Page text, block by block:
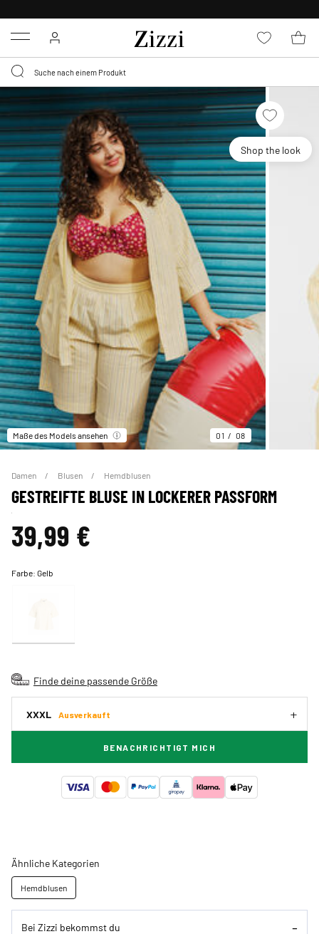
Menu
Shop the look
Maße des Models ansehen 01 08
Damen Blusen Hemdblusen
GESTREIFTE BLUSE IN LOCKERER PASSFORM
39,99 €
Farbe:Gelb
Finde deine passende Größe
XXXL Ausverkauft
BENACHRICHTIGT MICH
Ähnliche Kategorien
Hemdblusen
Bei Zizzi bekommst du